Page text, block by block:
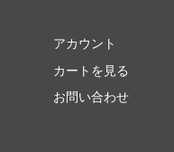
アカウント
カートを見る
お問い合わせ